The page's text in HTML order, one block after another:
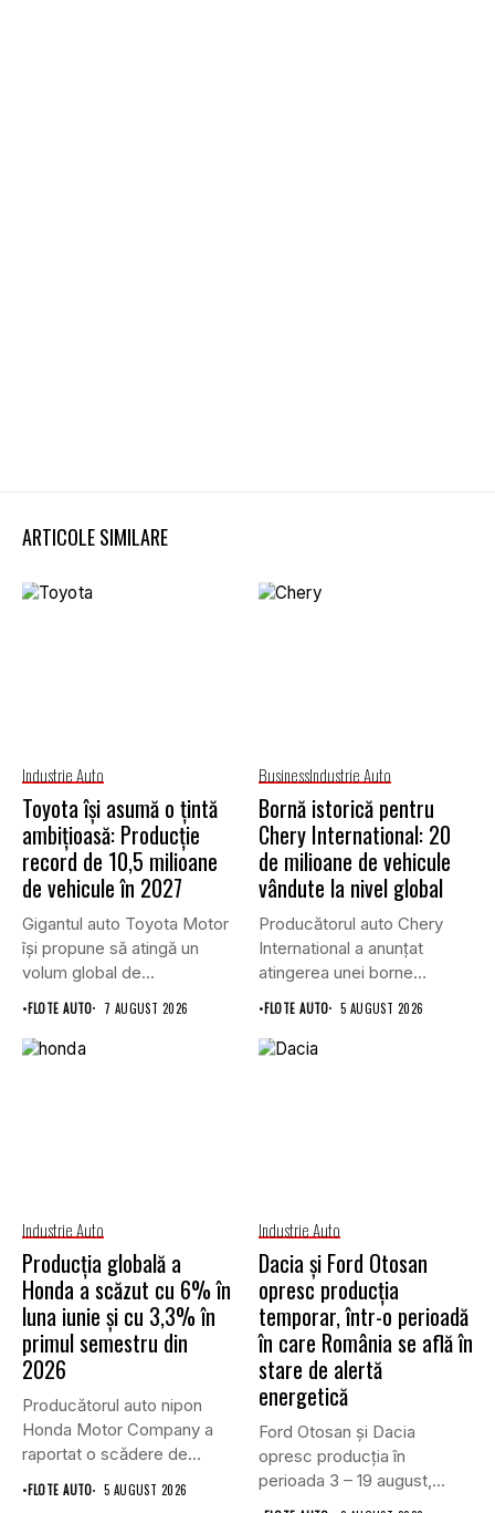
ARTICOLE SIMILARE
Industrie Auto
Toyota își asumă o țintă
ambițioasă: Producție
record de 10,5 milioane
de vehicule în 2027
Gigantul auto Toyota Motor
își propune să atingă un
volum global de...
•FLOTE AUTO 7 AUGUST 2026
BusinessIndustrie Auto
Bornă istorică pentru
Chery International: 20
de milioane de vehicule
vândute la nivel global
Producătorul auto Chery
International a anunțat
atingerea unei borne
istorice în industria...
•FLOTE AUTO 5 AUGUST 2026
Industrie Auto
Producția globală a
Honda a scăzut cu 6% în
luna iunie și cu 3,3% în
primul semestru din
2026
Producătorul auto nipon
Honda Motor Company a
raportat o scădere de
6,1%...
•FLOTE AUTO 5 AUGUST 2026
Industrie Auto
Dacia și Ford Otosan
opresc producția
temporar, într-o perioadă
în care România se află în
stare de alertă
energetică
Ford Otosan și Dacia
opresc producția în
perioada 3 – 19 august,...